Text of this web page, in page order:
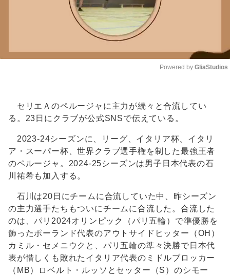
Powered by GliaStudios
セリエＡのペルージャに主力が続々と合流してい
る。23日にクラブが公式SNSで伝えている。
2023-24シーズンに、リーグ、イタリア杯、イタリ
ア・スーパー杯、世界クラブ選手権を制した最強王者
のペルージャ。2024-25シーズンは男子日本代表の石
川祐希も加入する。
石川は20日にチームに合流していた中、昨シーズン
の主力選手たちもついにチームに合流した。合流した
のは、パリ2024オリンピック（パリ五輪）で準優勝を
飾ったポーランド代表のアウトサイドヒッター（OH）
カミル・セメニウクと、パリ五輪の準々決勝で日本代
表が惜しくも敗れたイタリア代表のミドルブロッカー
（MB）ロベルト・ルッソとセッター（S）のシモー